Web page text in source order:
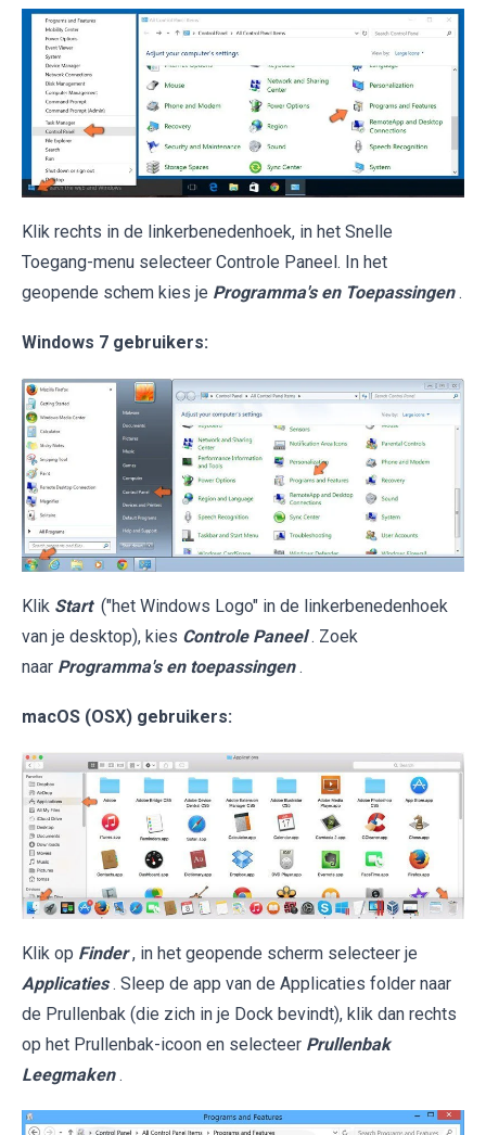
Klik rechts in de linkerbenedenhoek, in het Snelle
Toegang-menu selecteer Controle Paneel. In het
geopende schem kies je Programma's en Toepassingen .
Windows 7 gebruikers:
Klik Start ("het Windows Logo" in de linkerbenedenhoek
van je desktop), kies Controle Paneel . Zoek
naar Programma's en toepassingen .
macOS (OSX) gebruikers:
Klik op Finder , in het geopende scherm selecteer je
Applicaties . Sleep de app van de Applicaties folder naar
de Prullenbak (die zich in je Dock bevindt), klik dan rechts
op het Prullenbak-icoon en selecteer Prullenbak
Leegmaken .